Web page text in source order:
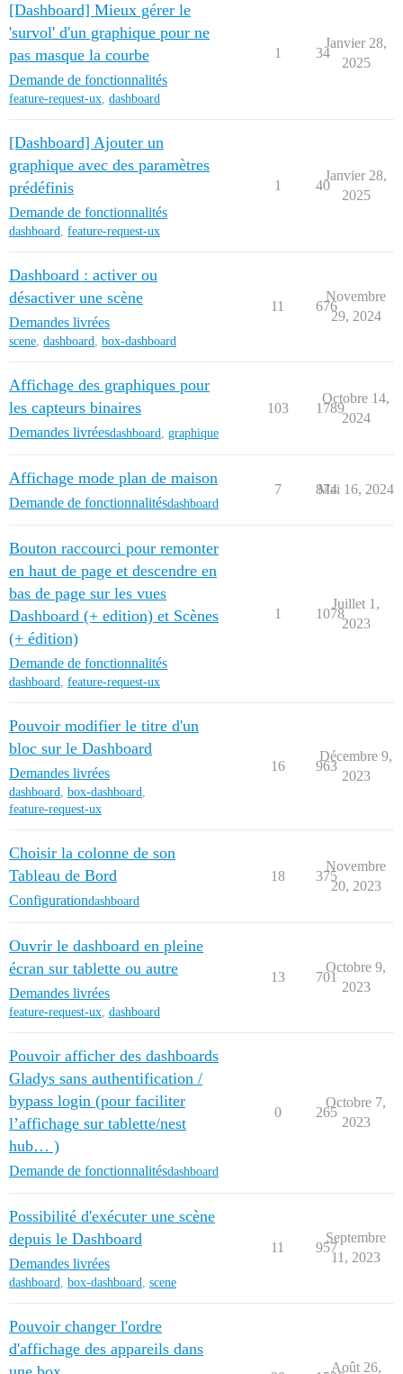
[Dashboard] Mieux gérer le
'survol' d'un graphique pour ne
pas masque la courbe
Demande de fonctionnalités
feature-request-ux, dashboard
1 34
Janvier 28,
2025
[Dashboard] Ajouter un
graphique avec des paramètres
prédéfinis
Demande de fonctionnalités
dashboard, feature-request-ux
1 40
Janvier 28,
2025
Dashboard : activer ou
désactiver une scène
Demandes livrées
scene, dashboard, box-dashboard
11 676
Novembre
29, 2024
Affichage des graphiques pour
les capteurs binaires
Demandes livréesdashboard graphique
103 1789
Octobre 14,
2024
Affichage mode plan de maison
Demande de fonctionnalitésdashboard
7 874
Mai 16, 2024
Bouton raccourci pour remonter
en haut de page et descendre en
bas de page sur les vues
Dashboard (+ edition) et Scènes
(+ édition)
Demande de fonctionnalités
dashboard, feature-request-ux
1 1078
Juillet 1,
2023
Pouvoir modifier le titre d'un
bloc sur le Dashboard
Demandes livrées
dashboard, box-dashboard,
feature-request-ux
16 963
Décembre 9,
2023
Choisir la colonne de son
Tableau de Bord
Configurationdashboard
18 375
Novembre
20, 2023
Ouvrir le dashboard en pleine
écran sur tablette ou autre
Demandes livrées
feature-request-ux, dashboard
13 701
Octobre 9,
2023
Pouvoir afficher des dashboards
Gladys sans authentification /
bypass login (pour faciliter
l’affichage sur tablette/nest
hub… )
Demande de fonctionnalitésdashboard
0 265
Octobre 7,
2023
Possibilité d'exécuter une scène
depuis le Dashboard
Demandes livrées
dashboard, box-dashboard, scene
11 957
Septembre
11, 2023
Pouvoir changer l'ordre
d'affichage des appareils dans
Août 26,